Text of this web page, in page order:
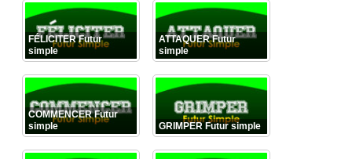
FÉLICITER Futur
simple
ATTAQUER Futur
simple
COMMENCER Futur
simple
GRIMPER Futur simple